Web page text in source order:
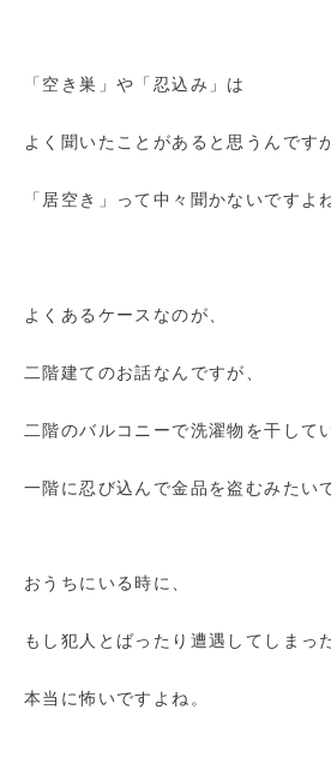
「空き巣」や「忍込み」は
よく聞いたことがあると思うんです
「居空き」って中々聞かないですよ
よくあるケースなのが、
二階建てのお話なんですが、
二階のバルコニーで洗濯物を干して
一階に忍び込んで金品を盗むみたい
おうちにいる時に、
もし犯人とばったり遭遇してしまっ
本当に怖いですよね。